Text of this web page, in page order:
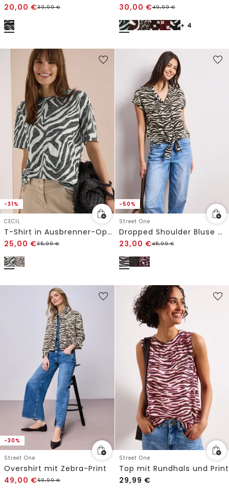
20,00 €39,99€ 30,00 €49,99€
+ 4
-31%
CECIL
T-Shirt in Ausbrenner-Optik
25,00 €35,99€
-50%
Street One
Dropped Shoulder Bluse mit Bowling-Kragen
23,00 €45,99€
-30%
Street One
Overshirt mit Zebra-Print
49,00 €69,99€
Street One
Top mit Rundhals und Print
29,99 €